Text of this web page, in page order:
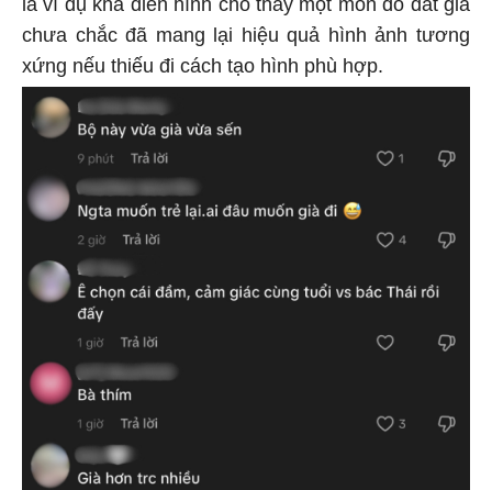
chưa chắc đã mang lại hiệu quả hình ảnh tương
xứng nếu thiếu đi cách tạo hình phù hợp.